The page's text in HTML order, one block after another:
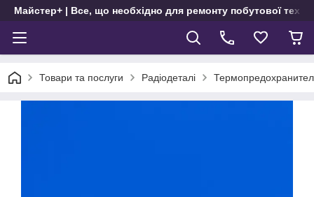
Майстер+ | Все, що необхідно для ремонту побутової
Товари та послуги Радіодеталі